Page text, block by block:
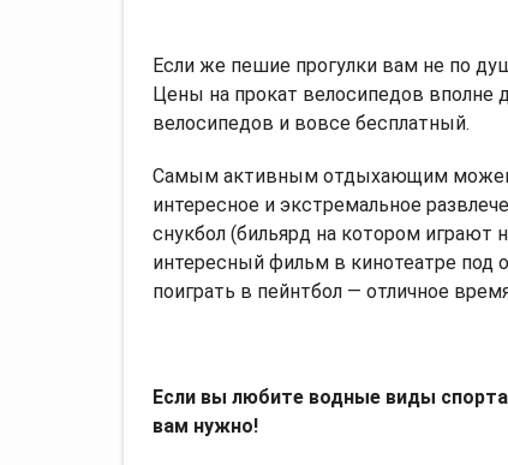
Если же пешие прогулки вам не по
Цены на прокат велосипедов вполне
велосипедов и вовсе бесплатный.
Самым активным отдыхающим можем
интересное и экстремальное
снукбол (бильярд на котором играют
интересный фильм в кинотеатре
поиграть в пейнтбол — отличное
Если вы любите водные виды
вам нужно!